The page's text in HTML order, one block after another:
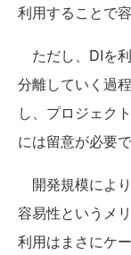
利用することで
ただし、DIを
分離していく過
し、プロジェク
には留意が必要で
開発規模によ
容易性というメ
利用はまさにケ